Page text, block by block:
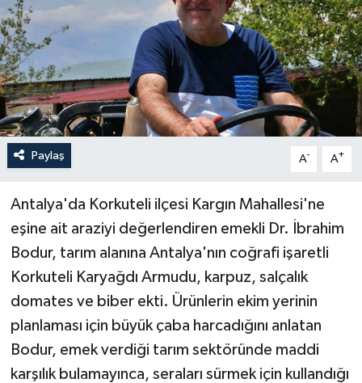
Paylaş A- A+
Antalya'da Korkuteli ilçesi Kargın Mahallesi'ne
eşine ait araziyi değerlendiren emekli Dr. İbrahim
Bodur, tarım alanına Antalya'nın coğrafi işaretli
Korkuteli Karyağdı Armudu, karpuz, salçalık
domates ve biber ekti. Ürünlerin ekim yerinin
planlaması için büyük çaba harcadığını anlatan
Bodur, emek verdiği tarım sektöründe maddi
karşılık bulamayınca, seraları sürmek için kullandığı
Magazin
Öğle Bülteni
Sağlık
Siyaset
Spor
Teknoloji
Televizyon
Turizm